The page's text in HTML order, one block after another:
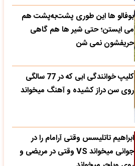
بوفالو ها این‌ طوری پشت‌به‌پشت هم
می‌ ایستن؛ حتی شیر ها هم گاهی
حریفشون نمی‌ شن
کلیپ خوانندگی ابی که در 77 سالگی
روی سن دراز کشیده و آهنگ میخواند
ابراهیم تاتلیسس وقتی آرامام را در
جوانی میخواند VS وقتی در مریضی و